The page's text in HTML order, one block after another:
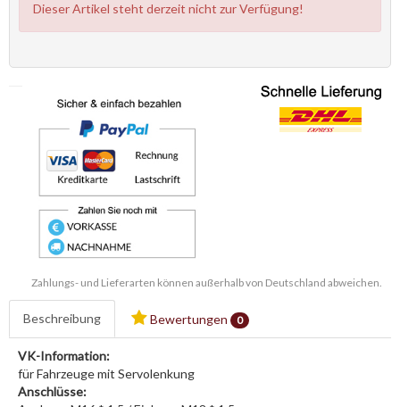
Dieser Artikel steht derzeit nicht zur Verfügung!
Zahlungs- und Lieferarten können außerhalb von Deutschland abweichen.
Beschreibung Bewertungen 0
VK-Information:
für Fahrzeuge mit Servolenkung
Anschlüsse: